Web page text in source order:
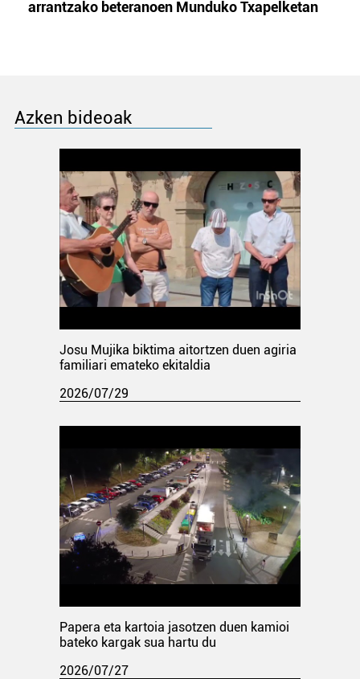
arrantzako beteranoen Munduko Txapelketan
Azken bideoak
Josu Mujika biktima aitortzen duen agiria
familiari emateko ekitaldia
2026/07/29
Papera eta kartoia jasotzen duen kamioi
bateko kargak sua hartu du
2026/07/27